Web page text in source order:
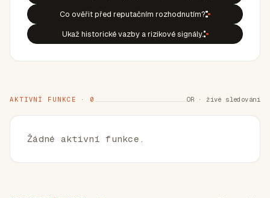
Co ověřit před reputačním rozhodnutím?
Ukaž historické vazby a rizikové signály.
AKTIVNÍ FUNKCE · 0 OR · živé sledování
Žádné aktivní funkce.